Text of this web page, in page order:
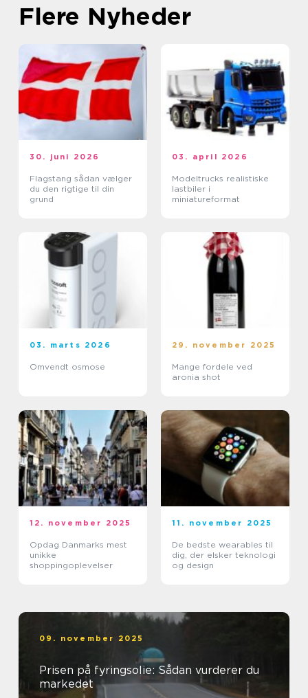
Flere Nyheder
30. juni 2026
Flagstang sådan vælger
du den rigtige til din
grund
03. april 2026
Modeltrucks realistiske
lastbiler i
miniatureformat
03. marts 2026
Omvendt osmose
29. november 2025
Mange fordele ved
aronia shot
12. november 2025
Opdag Danmarks mest
unikke
shoppingoplevelser
11. november 2025
De bedste wearables til
dig, der elsker teknologi
og design
09. november 2025
Prisen på fyringsolie: Sådan vurderer du
markedet